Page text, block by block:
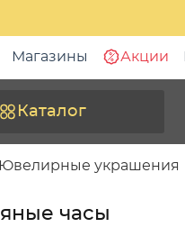
Магазины Акции
Каталог
Ювелирные украшения
часы